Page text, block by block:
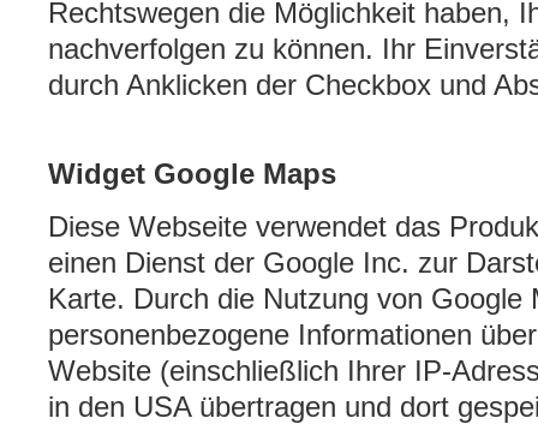
Rechtswegen die Möglichkeit haben,
nachverfolgen zu können. Ihr
durch Anklicken der Checkbox und
Widget Google Maps
Diese Webseite verwendet das
einen Dienst der Google Inc. zur
Karte. Durch die Nutzung von Google
personenbezogene Informationen
Website (einschließlich Ihrer IP-
in den USA übertragen und dort